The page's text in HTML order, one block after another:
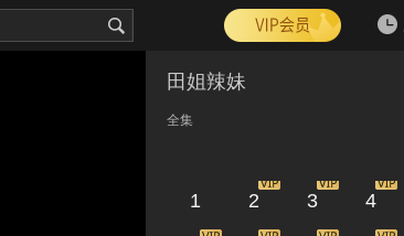
田姐辣妹
全集
1 2 3 4